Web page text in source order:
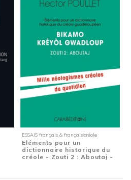
ESSAIS français & français/créole
Eléments pour un
dictionnaire historique du
créole - Zouti 2 : Aboutaj -